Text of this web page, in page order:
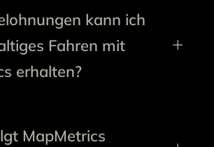
kann ich
Fahren mit
erhalten?
MapMetrics